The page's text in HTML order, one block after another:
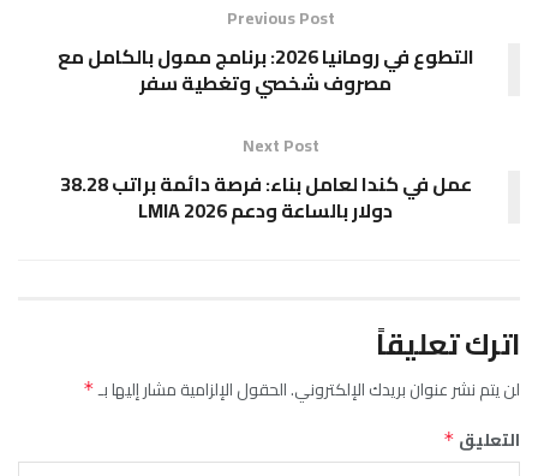
Previous Post
التطوع في رومانيا 2026: برنامج ممول بالكامل مع
مصروف شخصي وتغطية سفر
Next Post
عمل في كندا لعامل بناء: فرصة دائمة براتب 38.28
دولار بالساعة ودعم LMIA 2026
اترك تعليقاً
لن يتم نشر عنوان بريدك الإلكتروني.الحقول الإلزامية مشار إليها بـ*
التعليق *